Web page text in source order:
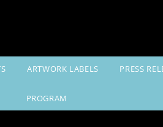
ARTWORK LABELS PRESS
PROGRAM